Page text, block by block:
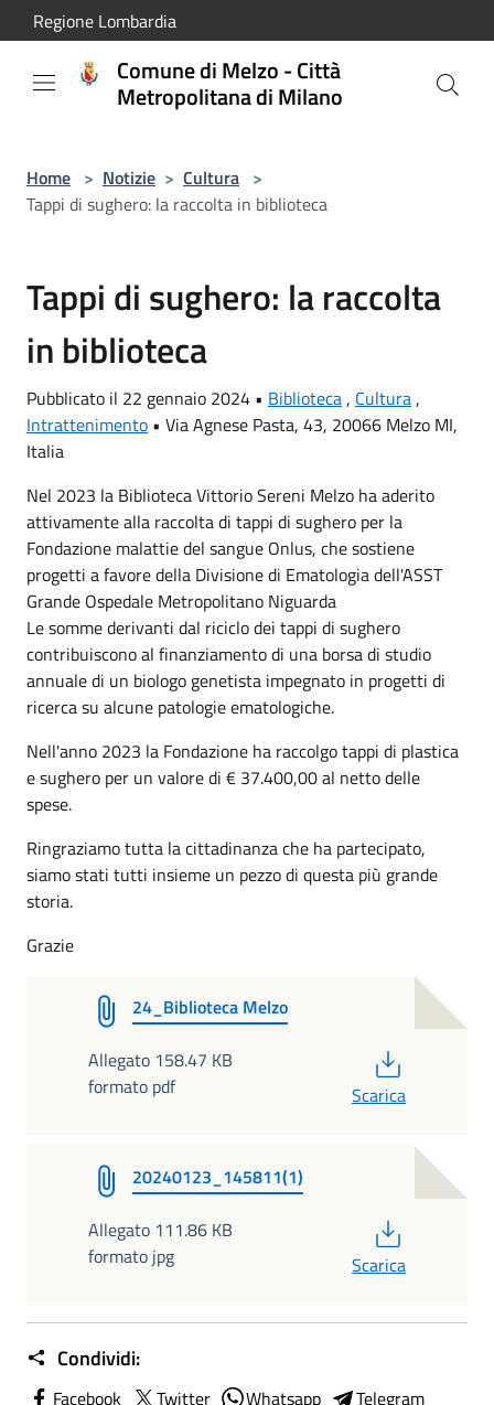
Salta al contenuto principale
Regione Lombardia
Comune di Melzo - Città
Metropolitana di Milano
Home > Notizie > Cultura >
Tappi di sughero: la raccolta in biblioteca
Tappi di sughero: la raccolta
in biblioteca
Pubblicato il 22 gennaio 2024 • Biblioteca, Cultura,
Intrattenimento • Via Agnese Pasta, 43, 20066 Melzo MI,
Italia
Nel 2023 la Biblioteca Vittorio Sereni Melzo ha aderito
attivamente alla raccolta di tappi di sughero per la
Fondazione malattie del sangue Onlus, che sostiene
progetti a favore della Divisione di Ematologia dell'ASST
Grande Ospedale Metropolitano Niguarda
Le somme derivanti dal riciclo dei tappi di sughero
contribuiscono al finanziamento di una borsa di studio
annuale di un biologo genetista impegnato in progetti di
ricerca su alcune patologie ematologiche.
Nell'anno 2023 la Fondazione ha raccolgo tappi di plastica
e sughero per un valore di € 37.400,00 al netto delle
spese.
Ringraziamo tutta la cittadinanza che ha partecipato,
siamo stati tutti insieme un pezzo di questa più grande
storia.
Grazie
24_Biblioteca Melzo
Allegato 158.47 KB
formato pdf
Scarica
20240123_145811(1)
Allegato 111.86 KB
formato jpg
Scarica
Condividi:
Facebook Twitter Whatsapp
Telegram